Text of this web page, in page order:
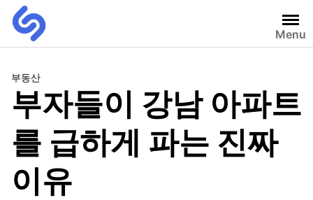
Menu
부동산
부자들이 강남 아파트
를 급하게 파는 진짜
이유